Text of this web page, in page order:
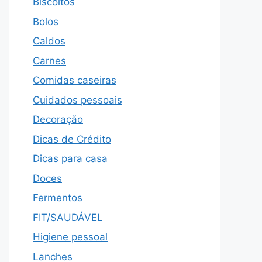
Bolos
Caldos
Carnes
Comidas caseiras
Cuidados pessoais
Decoração
Dicas de Crédito
Dicas para casa
Doces
Fermentos
FIT/SAUDÁVEL
Higiene pessoal
Lanches